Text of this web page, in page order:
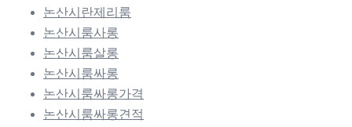
논산시란제리룸
논산시룸사롱
논산시룸살롱
논산시룸싸롱
논산시룸싸롱가격
논산시룸싸롱견적